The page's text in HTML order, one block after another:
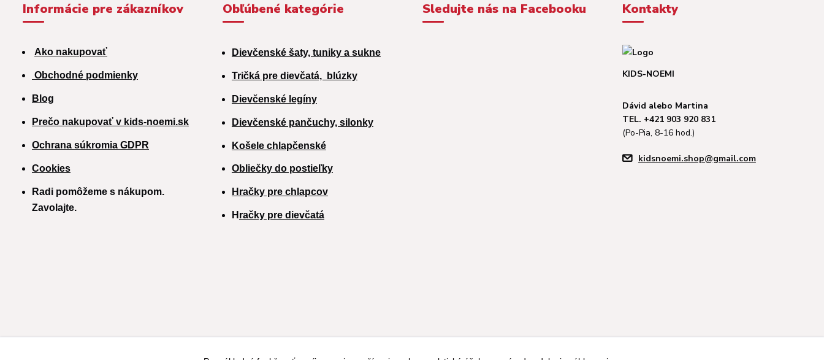
Informácie pre zákazníkov
Ako nakupovať
Obchodné podmienky
Blog
Prečo nakupovať v kids-noemi.sk
Ochrana súkromia GDPR
Cookies
Radi pomôžeme s nákupom.
Zavolajte.
Obľúbené kategórie
Dievčenské šaty, tuniky a sukne
Tričká pre dievčatá, blúzky
Dievčenské legíny
Dievčenské pančuchy, silonky
Košele chlapčenské
Obliečky do postieľky
Hračky pre chlapcov
H račky pre dievčatá
Sledujte nás na Facebooku Kontakty
KIDS-NOEMI
Dávid alebo Martina
TEL. +421 903 920 831
(Po-Pia, 8-16 hod.)
kidsnoemi.shop@gmail.com